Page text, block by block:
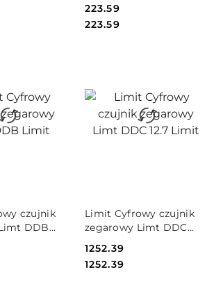
Cena:
223.59
Cena:
223.59
czujnik
DDB
KOSZYKA
Limit Cyfrowy czujnik
zegarowy Limt DDC
Cena:
1252.39
Cena:
1252.39
DO KOSZYKA